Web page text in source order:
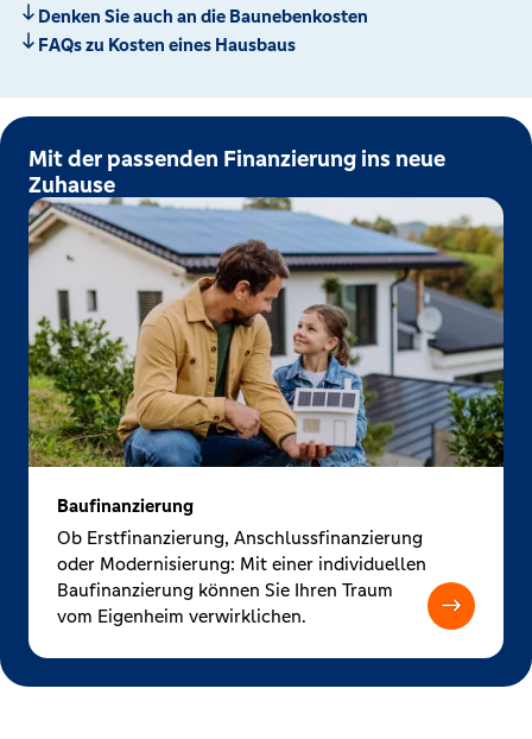
Denken Sie auch an die Baunebenkosten
FAQs zu Kosten eines Hausbaus
Mit der passenden Finanzierung ins neue
Zuhause
Baufinanzierung
Ob Erstfinanzierung, Anschlussfinanzierung
oder Modernisierung: Mit einer individuellen
Baufinanzierung können Sie Ihren Traum
vom Eigenheim verwirklichen.